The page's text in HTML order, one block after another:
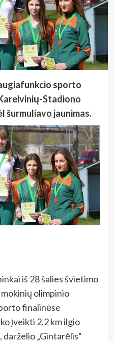
sporto
Stadiono
šurmuliavo jaunimas.
iš 28 šalies švietimo
olimpinio
finalinėse
įveikti 2,2 km ilgio
„Gintarėlis“